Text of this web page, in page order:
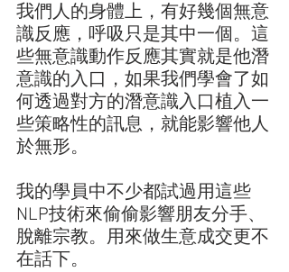
我們人的身體上，有好幾個無意
識反應，呼吸只是其中一個。這
些無意識動作反應其實就是他潛
意識的入口，如果我們學會了如
何透過對方的潛意識入口植入一
些策略性的訊息，就能影響他人
於無形。
我的學員中不少都試過用這些
NLP技術來偷偷影響朋友分手、
脫離宗教。用來做生意成交更不
在話下。